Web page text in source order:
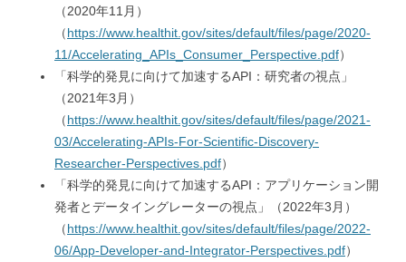
（2020年11月）
（https://www.healthit.gov/sites/default/files/page/2020-
11/Accelerating_APIs_Consumer_Perspective.pdf）
「科学的発見に向けて加速するAPI：研究者の視点」
（2021年3月）
（https://www.healthit.gov/sites/default/files/page/2021-
03/Accelerating-APIs-For-Scientific-Discovery-
Researcher-Perspectives.pdf）
「科学的発見に向けて加速するAPI：アプリケーション開
発者とデータイングレーターの視点」（2022年3月）
（https://www.healthit.gov/sites/default/files/page/2022-
06/App-Developer-and-Integrator-Perspectives.pdf）